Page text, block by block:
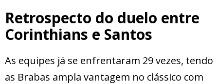
Retrospecto do duelo entre
Corinthians e Santos
As equipes já se enfrentaram 29 vezes, tendo
as Brabas ampla vantagem no clássico com